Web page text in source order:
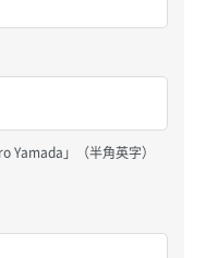
Yamada」（半角英字）